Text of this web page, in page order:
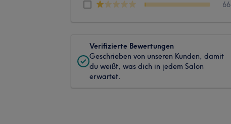
66
Verifizierte Bewertungen
Geschrieben von unseren Kunden, damit
du weißt, was dich in jedem Salon
erwartet.